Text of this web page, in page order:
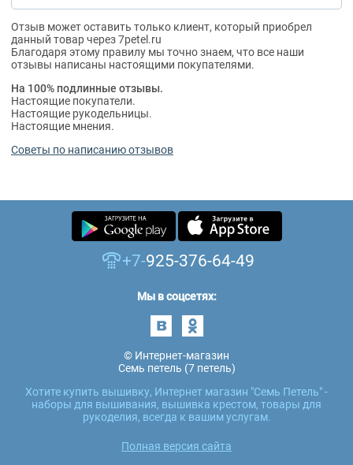
Отзыв может оставить только клиент, который приобрел
данный товар через 7petel.ru
Благодаря этому правилу мы точно знаем, что все наши
отзывы написаны настоящими покупателями.
На 100% подлинные отзывы.
Настоящие покупатели.
Настоящие рукодельницы.
Настоящие мнения.
Советы по написанию отзывов
+7-925-376-64-49
Мы в соцсетях:
© Интернет-магазин
Семь петель (7 петель)
Хотите купить вышивку, Интернет магазин "Семь Петель" -
наборы для вышивания, вышивка крестом, товары для
рукоделия, всегда к вашим услугам.
Полная версия сайта